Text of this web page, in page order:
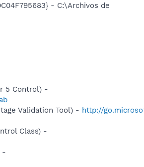
- C:\Archivos de
5 Control) -
Validation Tool) - http://
Class) -
-